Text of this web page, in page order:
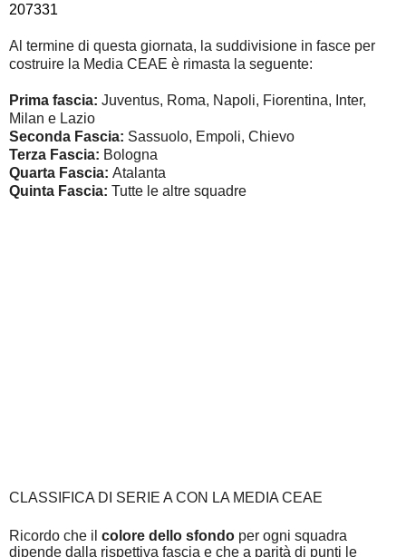
207331
Al termine di questa giornata, la suddivisione in fasce per
costruire la Media CEAE è rimasta la seguente:
Prima fascia: Juventus, Roma, Napoli, Fiorentina, Inter,
Milan e Lazio
Seconda Fascia: Sassuolo, Empoli, Chievo
Terza Fascia: Bologna
Quarta Fascia: Atalanta
Quinta Fascia: Tutte le altre squadre
CLASSIFICA DI SERIE A CON LA MEDIA CEAE
Ricordo che il colore dello sfondo per ogni squadra
dipende dalla rispettiva fascia e che a parità di punti le